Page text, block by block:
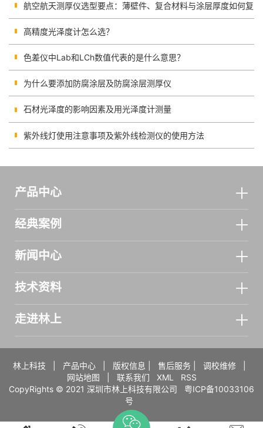
航空航天测厚仪选型要点：薄壁件、复合材料与涂层厚度如何复
核
高精度光泽度计怎么选？
色差仪中Lab和LCh数值代表的是什么意思？
为什么要添加防腐涂层及防腐涂层测厚仪
石材光泽度的影响因素及用光泽度计测量
紫外线灯使用注意事项及紫外线检测仪的使用方法
产品中心
经典案例
新闻中心
技术资料
走进林上
林上科技 产品中心| 版权信息 售后服务| 调校维修|
网站地图
联系我们 XML
RSS
CopyRights © 2021 深圳市林上科技有限公司 粤ICP备10033106
号